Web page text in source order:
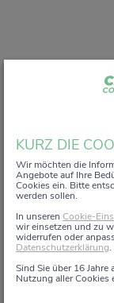
Liebe Kundin,
vielen Dank,
Aktionsregal
Wir haben uns
zu dürfen.
Dieses Angebot
Ab dem 16.
KURZ DIE
Wir möchten die
Angebote auf Ihre
Cookies ein. Bitte
werden sollen.
In unseren Cookie-
wir einsetzen und zu
widerrufen oder
Datenschutzerklärung.
Sind Sie über 16 Jahre
Nutzung aller Cookies